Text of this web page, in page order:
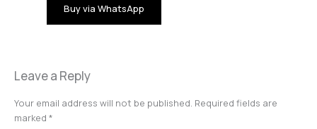
Buy via WhatsApp
Leave a Reply
Your email address will not be published. Required fields are
marked *